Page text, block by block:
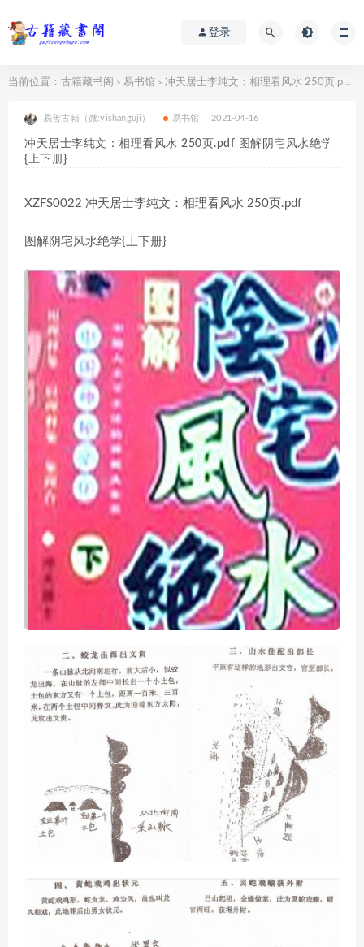
登录
当前位置： 古籍藏书阁 > 易书馆 > 冲天居士李纯文：相理看风水 250页.pdf 图解阴宅风水绝学{上下册}
易善古籍（微:yishanguji） 易书馆 2021-04-16
冲天居士李纯文：相理看风水 250页.pdf 图解阴宅风水绝学
{上下册}
XZFS0022 冲天居士李纯文：相理看风水 250页.pdf
图解阴宅风水绝学{上下册}